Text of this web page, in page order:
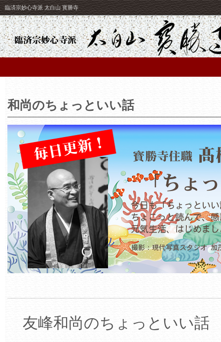
臨済宗妙心寺派 太白山 寳勝寺
和尚のちょっといい話
友峰和尚のちょっといい話